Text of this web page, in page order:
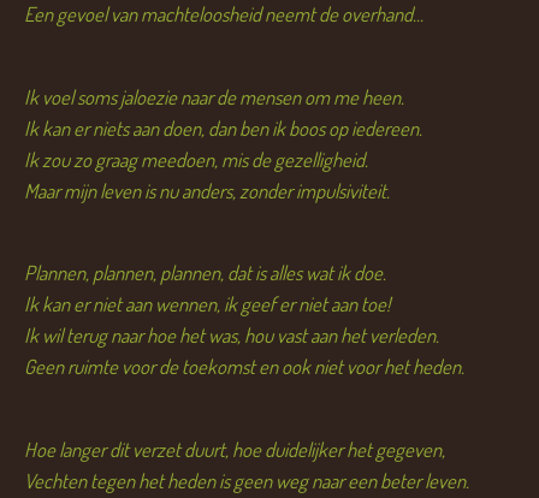
Een gevoel van machteloosheid neemt de overhand...
Ik voel soms jaloezie naar de mensen om me heen.
Ik kan er niets aan doen, dan ben ik boos op iedereen.
Ik zou zo graag meedoen, mis de gezelligheid.
Maar mijn leven is nu anders, zonder impulsiviteit.
Plannen, plannen, plannen, dat is alles wat ik doe.
Ik kan er niet aan wennen, ik geef er niet aan toe!
Ik wil terug naar hoe het was, hou vast aan het verleden.
Geen ruimte voor de toekomst en ook niet voor het heden.
Hoe langer dit verzet duurt, hoe duidelijker het gegeven,
Vechten tegen het heden is geen weg naar een beter leven.